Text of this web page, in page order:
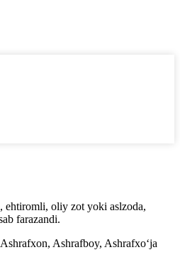
ehtiromli, oliy zot yoki aslzoda,
farazandi.
Ashrafboy, Ashrafxo‘ja